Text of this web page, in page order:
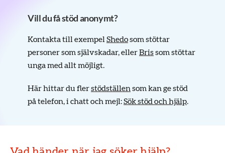
Vill du få stöd anonymt?
Kontakta till exempel Shedosom stöttar
personer som självskadar, ellerBrissom stöttar
unga med allt möjligt.
Här hittar du flerstödställen som kan ge stöd
på telefon, i chatt och mejl:Sök stöd och hjälp.